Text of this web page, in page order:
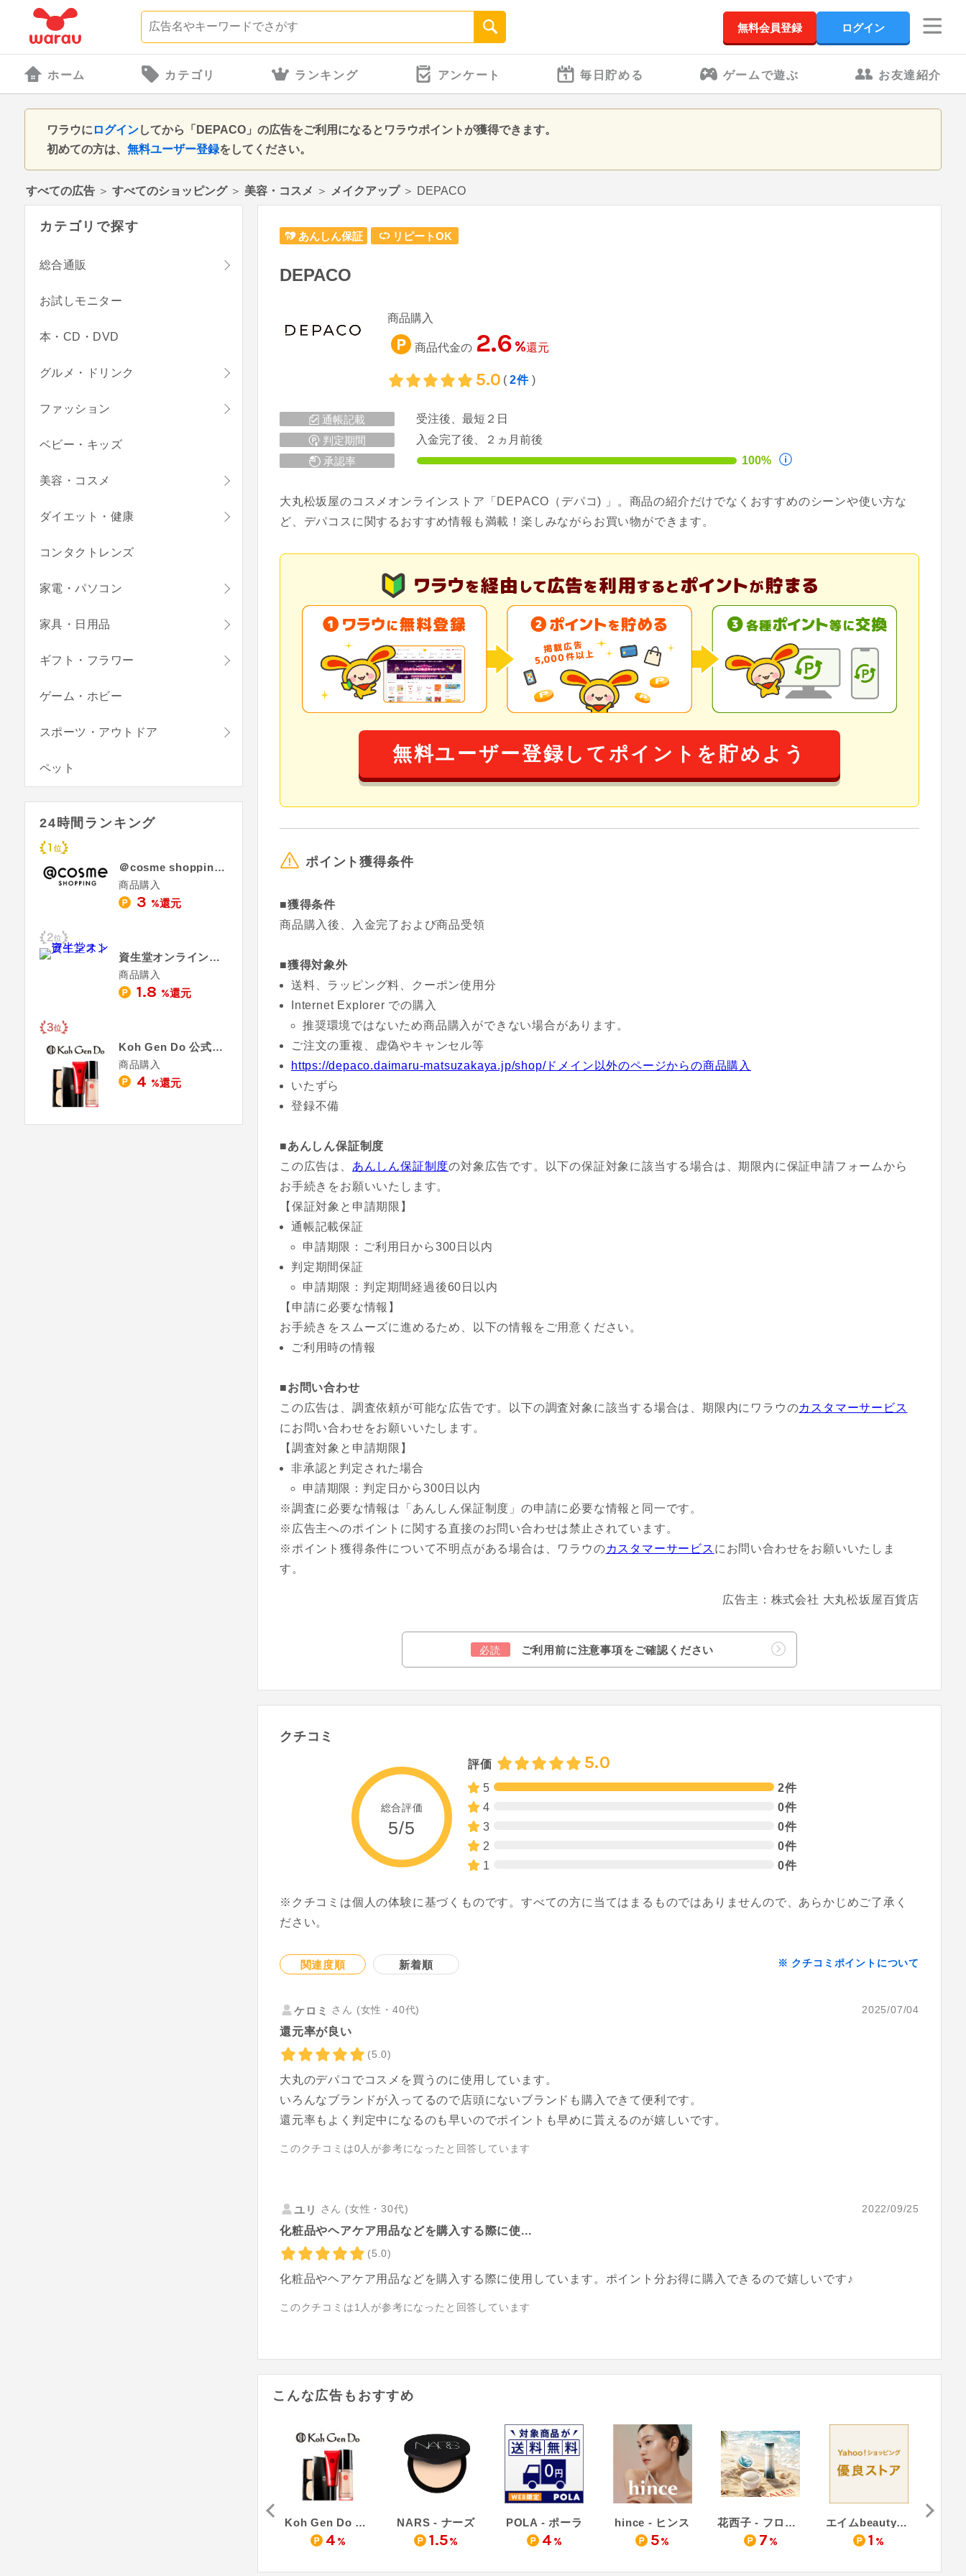
無料会員登録 ログイン
ホーム カテゴリ ランキング アンケート 毎日貯める ゲームで遊ぶ お友達紹介
ワラウに ログインしてから「DEPACO」の広告をご利用になるとワラウポイントが獲得できます。
初めての方は、 無料ユーザー登録をしてください。
すべての広告 ＞ すべてのショッピング＞ 美容・コスメ ＞ メイクアップ＞ DEPACO
あんしん保証 リピートOK
DEPACO
商品購入
商品代金の 2.6%還元
5.0 ( 2件)
通帳記載
受注後、最短２日
判定期間
入金完了後、２ヵ月前後
承認率
100%
大丸松坂屋のコスメオンラインストア「DEPACO（デパコ) 」。商品の紹介だけでなくおすすめのシーンや使い方な
ど、デパコスに関するおすすめ情報も満載！楽しみながらお買い物ができます。
無料ユーザー登録してポイントを貯めよう
ポイント獲得条件
■獲得条件
商品購入後、入金完了および商品受領
■獲得対象外
送料、ラッピング料、クーポン使用分
Internet Explorer での購入
推奨環境ではないため商品購入ができない場合があります。
ご注文の重複、虚偽やキャンセル等
https://depaco.daimaru-matsuzakaya.jp/shop/ドメイン以外のページからの商品購入
いたずら
登録不備
■あんしん保証制度
この広告は、 あんしん保証制度の対象広告です。以下の保証対象に該当する場合は、期限内に保証申請フォームから
お手続きをお願いいたします。
【保証対象と申請期限】
通帳記載保証
申請期限：ご利用日から300日以内
判定期間保証
申請期限：判定期間経過後60日以内
【申請に必要な情報】
お手続きをスムーズに進めるため、以下の情報をご用意ください。
ご利用時の情報
■お問い合わせ
この広告は、調査依頼が可能な広告です。以下の調査対象に該当する場合は、期限内にワラウのカスタマーサービス
にお問い合わせをお願いいたします。
【調査対象と申請期限】
非承認と判定された場合
申請期限：判定日から300日以内
※調査に必要な情報は「あんしん保証制度」の申請に必要な情報と同一です。
※広告主へのポイントに関する直接のお問い合わせは禁止されています。
※ポイント獲得条件について不明点がある場合は、ワラウのカスタマーサービス にお問い合わせをお願いいたしま
す。
広告主：株式会社 大丸松坂屋百貨店
必読 ご利用前に注意事項をご確認ください
クチコミ
総合評価
5/5
評価 5.0
5
2件
4
0件
3
0件
2
0件
1
0件
※クチコミは個人の体験に基づくものです。すべての方に当てはまるものではありませんので、あらかじめご了承く
ださい。
※ クチコミポイントについて
関連度順 新着順
ケロミ さん (女性・40代) 2025/07/04
還元率が良い
(5.0)
大丸のデパコでコスメを買うのに使用しています。
いろんなブランドが入ってるので店頭にないブランドも購入できて便利です。
還元率もよく判定中になるのも早いのでポイントも早めに貰えるのが嬉しいです。
このクチコミは0人が参考になったと回答しています
ユリ さん (女性・30代) 2022/09/25
化粧品やヘアケア用品などを購入する際に使...
(5.0)
化粧品やヘアケア用品などを購入する際に使用しています。ポイント分お得に購入できるので嬉しいです♪
このクチコミは1 人が参考になったと回答しています
こんな広告もおすすめ
Koh Gen Do 公式オンラインショップ
4 %
NARS - ナーズ
1.5%
POLA - ポーラ
4 %
hince - ヒンス
5%
花西子 - フローラシス
7 %
エイムbeauty（Yahoo!ショッピング店）
1 %
カテゴリで探す
総合通販
お試しモニター
本・CD・DVD
グルメ・ドリンク
ファッション
ベビー・キッズ
美容・コスメ
ダイエット・健康
コンタクトレンズ
家電・パソコン
家具・日用品
ギフト・フラワー
ゲーム・ホビー
スポーツ・アウトドア
ペット
24時間ランキング
＠cosme shopping - アットコスメ ショッピング
商品購入
3 %還元
資生堂オンラインストア
商品購入
1.8 %還元
Koh Gen Do 公式オンラインショップ
商品購入
4 %還元